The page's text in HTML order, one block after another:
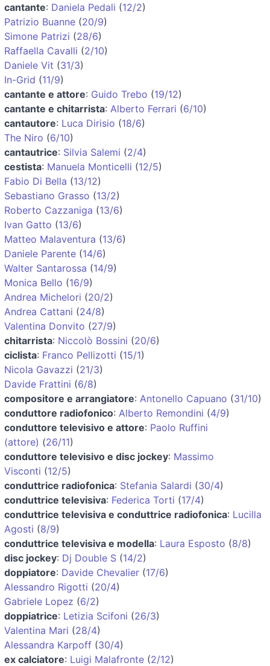
cantante: Daniela Pedali (12/2)
Patrizio Buanne (20/9)
Simone Patrizi (28/6)
Raffaella Cavalli (2/10)
Daniele Vit (31/3)
In-Grid (11/9)
cantante e attore: Guido Trebo (19/12)
cantante e chitarrista: Alberto Ferrari (6/10)
cantautore: Luca Dirisio (18/6)
The Niro (6/10)
cantautrice: Silvia Salemi (2/4)
cestista: Manuela Monticelli (12/5)
Fabio Di Bella (13/12)
Sebastiano Grasso (13/2)
Roberto Cazzaniga (13/6)
Ivan Gatto (13/6)
Matteo Malaventura (13/6)
Daniele Parente (14/6)
Walter Santarossa (14/9)
Monica Bello (16/9)
Andrea Michelori (20/2)
Andrea Cattani (24/8)
Valentina Donvito (27/9)
chitarrista: Niccolò Bossini (20/6)
ciclista: Franco Pellizotti (15/1)
Nicola Gavazzi (21/3)
Davide Frattini (6/8)
compositore e arrangiatore: Antonello Capuano (31/10)
conduttore radiofonico: Alberto Remondini (4/9)
conduttore televisivo e attore: Paolo Ruffini
(attore) (26/11)
conduttore televisivo e disc jockey: Massimo
Visconti (12/5)
conduttrice radiofonica: Stefania Salardi (30/4)
conduttrice televisiva: Federica Torti (17/4)
conduttrice televisiva e conduttrice radiofonica: Lucilla
Agosti (8/9)
conduttrice televisiva e modella: Laura Esposto (8/8)
disc jockey: Dj Double S (14/2)
doppiatore: Davide Chevalier (17/6)
Alessandro Rigotti (20/4)
Gabriele Lopez (6/2)
doppiatrice: Letizia Scifoni (26/3)
Valentina Mari (28/4)
Alessandra Karpoff (30/4)
ex calciatore: Luigi Malafronte (2/12)